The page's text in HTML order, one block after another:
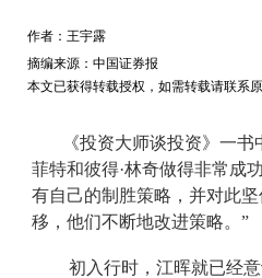
作者：王宇露
摘编来源：中国证券报
本文已获得转载授权，如需转载请联系
《投资大师谈投资》一
菲特和彼得·林奇做得非常成
有自己的制胜策略，并对此
移，他们不断地改进策略。”
初入行时，江晖就已经